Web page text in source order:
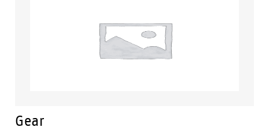
model, in een zwart/rode kleur.
Gear